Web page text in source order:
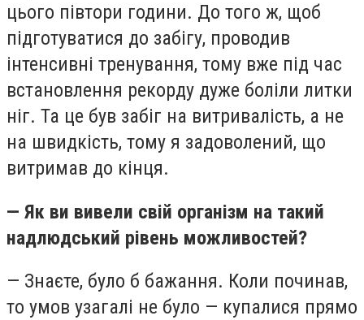
цього півтори години. До того ж, щоб
підготуватися до забігу, проводив
інтенсивні тренування, тому вже під час
встановлення рекорду дуже боліли литки
ніг. Та це був забіг на витривалість, а не
на швидкість, тому я задоволений, що
витримав до кінця.
— Як ви вивели свій організм на такий
надлюдський рівень можливостей?
— Знаєте, було б бажання. Коли починав,
то умов узагалі не було — купалися прямо